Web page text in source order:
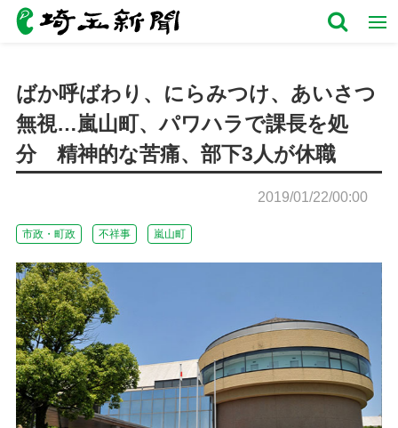
ばか呼ばわり、にらみつけ、あいさつ
無視…嵐山町、パワハラで課長を処
分 精神的な苦痛、部下3人が休職
2019/01/22/00:00
市政・町政 不祥事 嵐山町